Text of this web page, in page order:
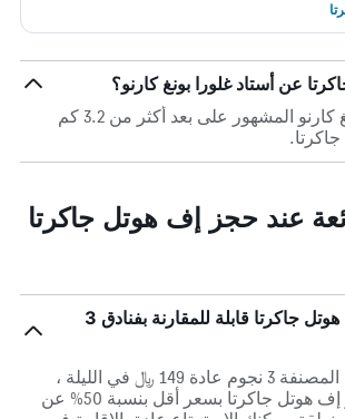
عن أستاد غلورا بونغ كارنو؟
يقع أستاد غلورا بونغ كارنو المشهور على بعد أكثر من 3.2 كم
عند حجز إف هوتل جاكرتا
هل الأسعار في إف هوتل جاكرتا قابلة للمقارنة بفنادق 3
تكلف فنادق جاكرتا المصنفة 3 نجوم عادة 149 ﷼ في الليلة ،
ولكن وسطياً يتوفر إف هوتل جاكرتا بسعر أقل بنسبة 50% عن